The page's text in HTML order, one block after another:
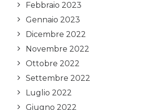
Febbraio 2023
Gennaio 2023
Dicembre 2022
Novembre 2022
Ottobre 2022
Settembre 2022
Luglio 2022
Giugno 2022